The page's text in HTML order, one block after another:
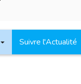
Suivre l'Actualité